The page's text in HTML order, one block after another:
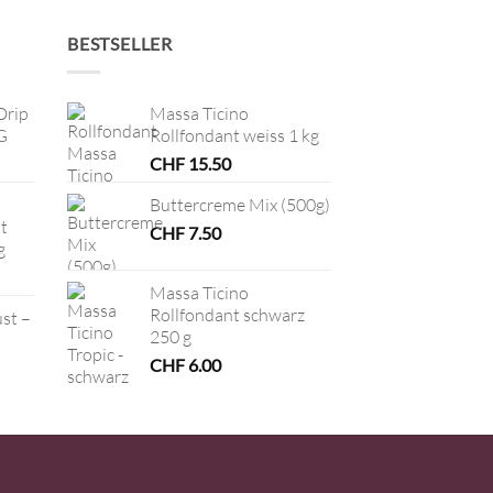
–
BESTSELLER
Massa Ticino
Rollfondant weiss 1 kg
CHF15.50
Buttercreme Mix (500g)
CHF7.50
Massa Ticino
Rollfondant schwarz
250 g
CHF6.00